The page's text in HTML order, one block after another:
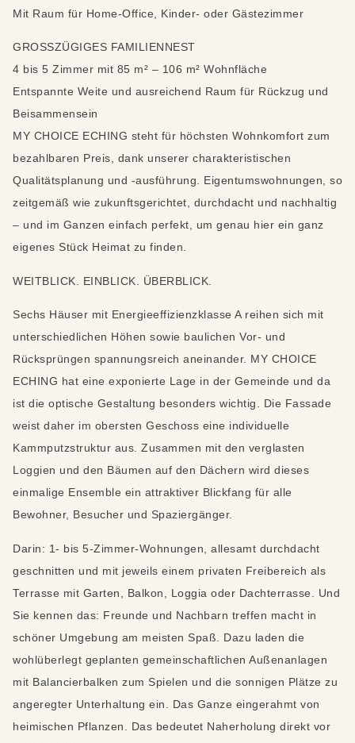
Mit Raum für Home-Office, Kinder- oder Gästezimmer
GROSSZÜGIGES FAMILIENNEST
4 bis 5 Zimmer mit 85 m² – 106 m² Wohnfläche
Entspannte Weite und ausreichend Raum für Rückzug und
Beisammensein
MY CHOICE ECHING steht für höchsten Wohnkomfort zum
bezahlbaren Preis, dank unserer charakteristischen
Qualitätsplanung und -ausführung. Eigentumswohnungen, so
zeitgemäß wie zukunftsgerichtet, durchdacht und nachhaltig
– und im Ganzen einfach perfekt, um genau hier ein ganz
eigenes Stück Heimat zu finden.
WEITBLICK. EINBLICK. ÜBERBLICK.
Sechs Häuser mit Energieeffizienzklasse A reihen sich mit
unterschiedlichen Höhen sowie baulichen Vor- und
Rücksprüngen spannungsreich aneinander. MY CHOICE
ECHING hat eine exponierte Lage in der Gemeinde und da
ist die optische Gestaltung besonders wichtig. Die Fassade
weist daher im obersten Geschoss eine individuelle
Kammputzstruktur aus. Zusammen mit den verglasten
Loggien und den Bäumen auf den Dächern wird dieses
einmalige Ensemble ein attraktiver Blickfang für alle
Bewohner, Besucher und Spaziergänger.
Darin: 1- bis 5-Zimmer-Wohnungen, allesamt durchdacht
geschnitten und mit jeweils einem privaten Freibereich als
Terrasse mit Garten, Balkon, Loggia oder Dachterrasse. Und
Sie kennen das: Freunde und Nachbarn treffen macht in
schöner Umgebung am meisten Spaß. Dazu laden die
wohlüberlegt geplanten gemeinschaftlichen Außenanlagen
mit Balancierbalken zum Spielen und die sonnigen Plätze zu
angeregter Unterhaltung ein. Das Ganze eingerahmt von
heimischen Pflanzen. Das bedeutet Naherholung direkt vor